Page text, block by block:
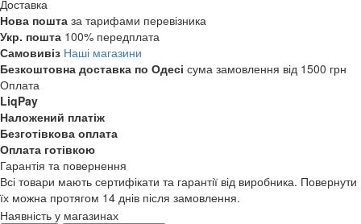
Доставка
Нова пошта за тарифами перевізника
Укр. пошта 100% передплата
Самовивіз Наші магазини
Безкоштовна доставка по Одесі сума замовлення від 1500 грн
Оплата
LiqPay
Наложений платіж
Безготівкова оплата
Оплата готівкою
Гарантія та повернення
Всі товари мають сертифікати та гарантії від виробника. Повернути
їх можна протягом 14 днів після замовлення.
Наявність у магазинах